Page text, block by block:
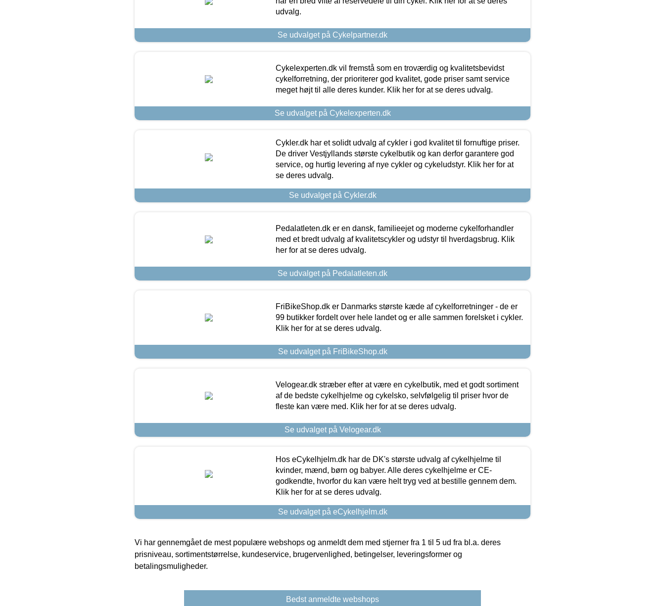
udvalg.
Se udvalget på Cykelpartner.dk
Cykelexperten.dk vil fremstå som en troværdig og kvalitetsbevidst
cykelforretning, der prioriterer god kvalitet, gode priser samt service
meget højt til alle deres kunder. Klik her for at se deres udvalg.
Se udvalget på Cykelexperten.dk
Cykler.dk har et solidt udvalg af cykler i god kvalitet til fornuftige priser.
De driver Vestjyllands største cykelbutik og kan derfor garantere god
service, og hurtig levering af nye cykler og cykeludstyr. Klik her for at
se deres udvalg.
Se udvalget på Cykler.dk
Pedalatleten.dk er en dansk, familieejet og moderne cykelforhandler
med et bredt udvalg af kvalitetscykler og udstyr til hverdagsbrug. Klik
her for at se deres udvalg.
Se udvalget på Pedalatleten.dk
FriBikeShop.dk er Danmarks største kæde af cykelforretninger - de er
99 butikker fordelt over hele landet og er alle sammen forelsket i cykler.
Klik her for at se deres udvalg.
Se udvalget på FriBikeShop.dk
Velogear.dk stræber efter at være en cykelbutik, med et godt sortiment
af de bedste cykelhjelme og cykelsko, selvfølgelig til priser hvor de
fleste kan være med. Klik her for at se deres udvalg.
Se udvalget på Velogear.dk
Hos eCykelhjelm.dk har de DK's største udvalg af cykelhjelme til
kvinder, mænd, børn og babyer. Alle deres cykelhjelme er CE-
godkendte, hvorfor du kan være helt tryg ved at bestille gennem dem.
Klik her for at se deres udvalg.
Se udvalget på eCykelhjelm.dk
Vi har gennemgået de mest populære webshops og anmeldt dem med stjerner fra 1 til 5 ud fra bl.a. deres
prisniveau, sortimentstørrelse, kundeservice, brugervenlighed, betingelser, leveringsformer og
betalingsmuligheder.
Bedst anmeldte webshops